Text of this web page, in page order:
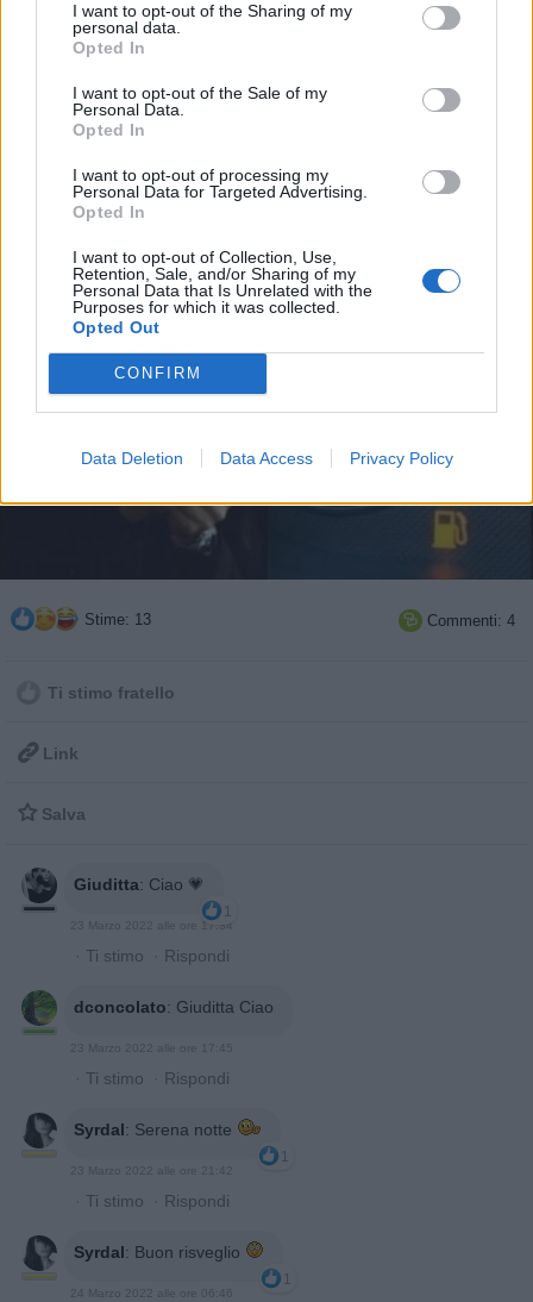
I want to opt-out of the Sharing of my
personal data.
Opted In
I want to opt-out of the Sale of my
Personal Data.
Opted In
I want to opt-out of processing my
Personal Data for Targeted Advertising.
Opted In
I want to opt-out of Collection, Use,
Retention, Sale, and/or Sharing of my
Personal Data that Is Unrelated with the
Purposes for which it was collected.
Opted Out
CONFIRM
Data Deletion Data Access Privacy Policy
Stime: 13  Commenti: 4
Ti stimo fratello
 Link
 Salva
Giuditta: Ciao 💗
1
23 Marzo 2022 alle ore 17:34
· Ti stimo · Rispondi
dconcolato: Giuditta Ciao
23 Marzo 2022 alle ore 17:45
· Ti stimo · Rispondi
Syrdal: Serena notte
1
23 Marzo 2022 alle ore 21:42
· Ti stimo · Rispondi
Syrdal: Buon risveglio
1
24 Marzo 2022 alle ore 06:46